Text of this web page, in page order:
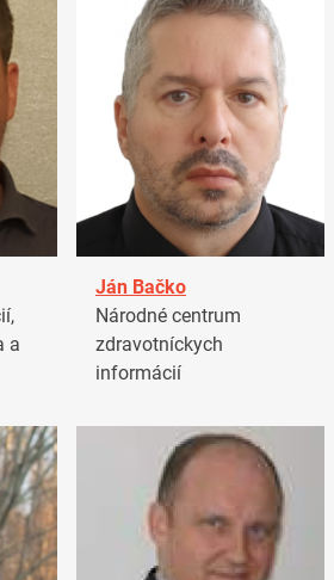
a
Ján Bačko
Národné centrum
zdravotníckych
informácií